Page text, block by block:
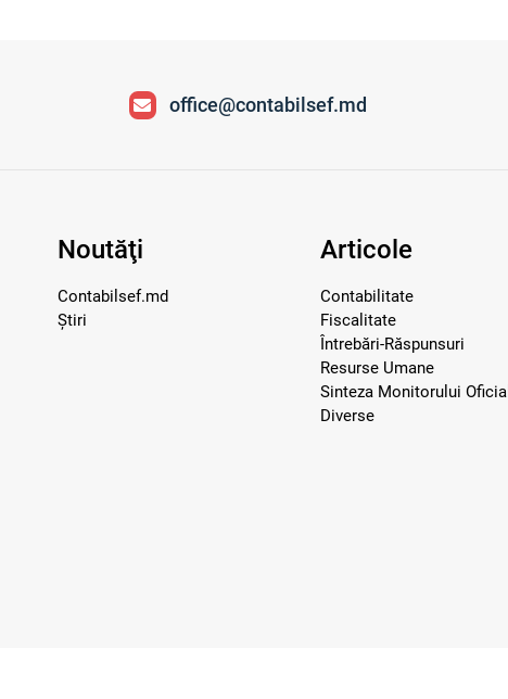
office@contabilsef.md
Noutăţi
Contabilsef.md
Știri
Articole
Contabilitate
Fiscalitate
Întrebări-Răspunsuri
Resurse Umane
Sinteza Monitorului Oficial
Diverse